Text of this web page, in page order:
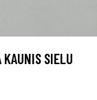
SIELU